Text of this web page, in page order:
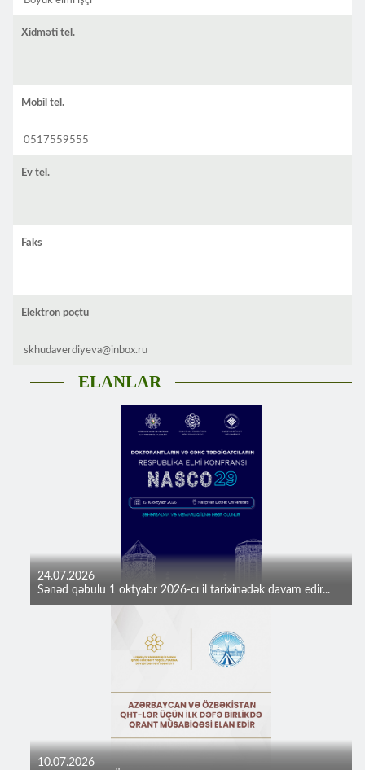
Xidməti tel.
Mobil tel.
0517559555
Ev tel.
Faks
Elektron poçtu
skhudaverdiyeva@inbox.ru
ELANLAR
24.07.2026
Sənəd qəbulu 1 oktyabr 2026-cı il tarixinədək davam edir...
10.07.2026